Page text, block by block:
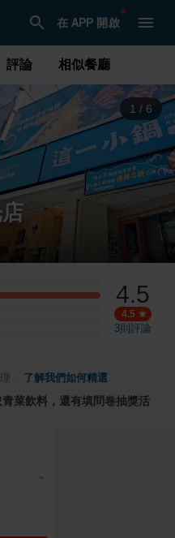
在 APP 開啟
評論 相似餐廳
1 / 6
4.5
4.5
3則評論
了解我們如何精選
菜飲料，還有填問卷抽獎活